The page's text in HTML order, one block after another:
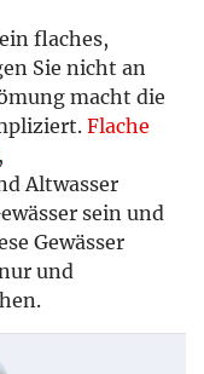
flaches,
Sie nicht an
macht die
Flache
,
Altwasser
sein und
Gewässer
und